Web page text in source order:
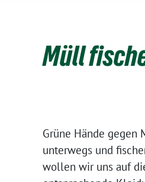
Müll
Grüne Hände gegen
unterwegs und
wollen wir uns auf